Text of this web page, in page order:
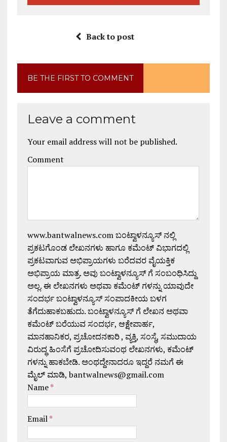
Back to post
BE THE FIRST TO COMMENT
Leave a comment
Your email address will not be published.
Comment
www.bantwalnews.com ಬಂಟ್ವಾಳನ್ಯೂಸ್ ನಲ್ಲಿ
ಪ್ರಕಟಗೊಂಡ ಲೇಖನಗಳು ಹಾಗೂ ಕಮೆಂಟ್ ವಿಭಾಗದಲ್ಲಿ
ಪ್ರಕಟವಾಗುವ ಅಭಿಪ್ರಾಯಗಳು ಬರೆದವರ ವೈಯಕ್ತಿಕ
ಅಭಿಪ್ರಾಯ ಮಾತ್ರ. ಅವು ಬಂಟ್ವಾಳನ್ಯೂಸ್ ಗೆ ಸಂಬಂಧಿಸಿದ್ದು
ಅಲ್ಲ. ಈ ಲೇಖನಗಳು ಅಥವಾ ಕಮೆಂಟ್ ಗಳನ್ನು ಯಾವುದೇ
ಸಂದರ್ಭ ಬಂಟ್ವಾಳನ್ಯೂಸ್ ಸಂಪಾದಕೀಯ ಬಳಗ
ತೆಗೆದುಹಾಕಬಹುದು. ಬಂಟ್ವಾಳನ್ಯೂಸ್ ಗೆ ಲೇಖನ ಅಥವಾ
ಕಮೆಂಟ್ ಬರೆಯುವ ಸಂದರ್ಭ, ಆಕ್ಷೇಪಾರ್ಹ,
ಮಾನಹಾನಿಕರ, ಪ್ರಚೋದನಕಾರಿ , ವ್ಯಕ್ತಿ, ಸಂಸ್ಥೆ, ಸಮುದಾಯ
ವಿರುದ್ಧ ಹಿಂಸೆಗೆ ಪ್ರಚೋದಿಸುವಂಥ ಲೇಖನಗಳು, ಕಮೆಂಟ್
ಗಳನ್ನು ಹಾಕಬೇಡಿ. ಅಂಥದ್ದೇನಾದರೂ ಇದ್ದರೆ ನಮಗೆ ಈ
ಮೈಲ್ ಮಾಡಿ, bantwalnews@gmail.com
Name*
Email*